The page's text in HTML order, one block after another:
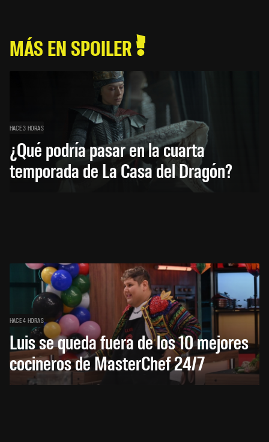
MÁS EN SPOILER
HACE 3 HORAS
¿Qué podría pasar en la cuarta
temporada de La Casa del Dragón?
HACE 4 HORAS
Luis se queda fuera de los 10 mejores
cocineros de MasterChef 24/7